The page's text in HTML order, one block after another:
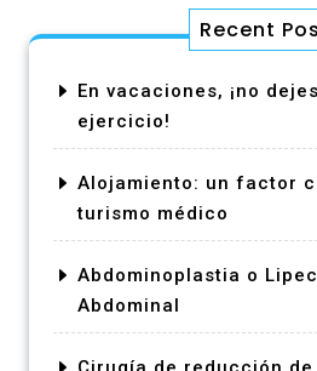
Recent
En vacaciones, ¡no
ejercicio!
Alojamiento: un factor
turismo médico
Abdominoplastia o
Abdominal